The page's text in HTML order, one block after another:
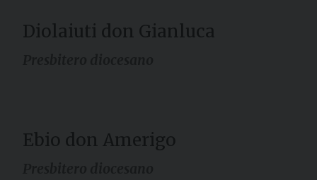
Diolaiuti don Gianluca
Ebio don Amerigo